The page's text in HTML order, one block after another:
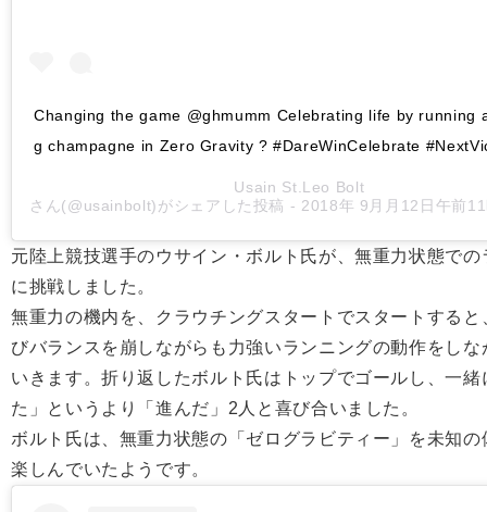
‪Changing the game @ghmumm Celebrating life by running
g champagne in Zero Gravity ? #DareWinCelebrate
Usain St.Leo Bolt
さん(@usainbolt)がシェアした投稿 - 2018年 9月月12日午前
元陸上競技選手のウサイン・ボルト氏が、無重力状態での
に挑戦しました。
無重力の機内を、クラウチングスタートでスタートすると
びバランスを崩しながらも力強いランニングの動作をしな
いきます。折り返したボルト氏はトップでゴールし、一緒
た」というより「進んだ」2人と喜び合いました。
ボルト氏は、無重力状態の「ゼログラビティー」を未知の
楽しんでいたようです。